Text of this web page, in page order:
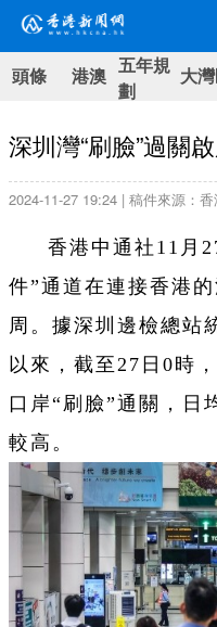
頭條 港澳 五年規
劃
大
深圳灣“刷臉”過關
2024-11-27 19:24 | 稿件來源：
香港中通社11月
件”通道在連接香港
周。據深圳邊檢總站
以來，截至27日0時
口岸“刷臉”通關，日
較高。